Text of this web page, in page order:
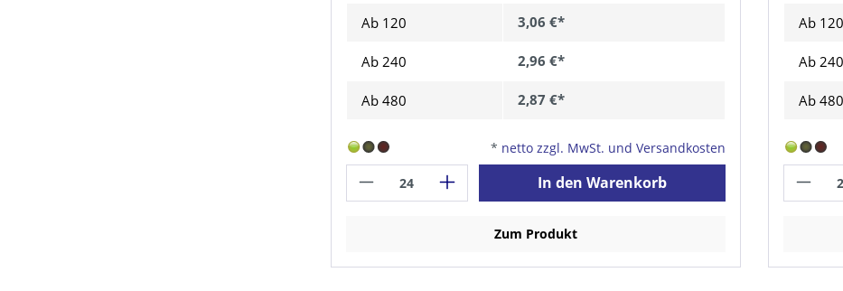
Ab 120 3,06 €*
Ab 240 2,96 €*
Ab 480 2,87 €*
* netto zzgl. MwSt. und Versandkosten
In den Warenkorb
Zum Produkt
Ab 120
Ab 240
Ab 480